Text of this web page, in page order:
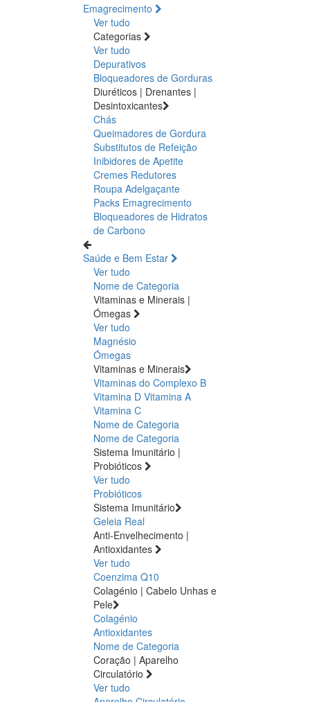
Emagrecimento
Ver tudo
Categorias
Ver tudo
Depurativos
Bloqueadores de Gorduras
Diuréticos | Drenantes |
Desintoxicantes
Chás
Queimadores de Gordura
Substitutos de Refeição
Inibidores de Apetite
Cremes Redutores
Roupa Adelgaçante
Packs Emagrecimento
Bloqueadores de Hidratos
de Carbono
Saúde e Bem Estar
Ver tudo
Nome de Categoria
Vitaminas e Minerais |
Ómegas
Ver tudo
Magnésio
Ómegas
Vitaminas e Minerais
Vitaminas do Complexo B
Vitamina D Vitamina A
Vitamina C
Nome de Categoria
Nome de Categoria
Sistema Imunitário |
Probióticos
Ver tudo
Probióticos
Sistema Imunitário
Geleia Real
Anti-Envelhecimento |
Antioxidantes
Ver tudo
Coenzima Q10
Colagénio | Cabelo Unhas e
Pele
Colagénio
Antioxidantes
Nome de Categoria
Coração | Aparelho
Circulatório
Ver tudo